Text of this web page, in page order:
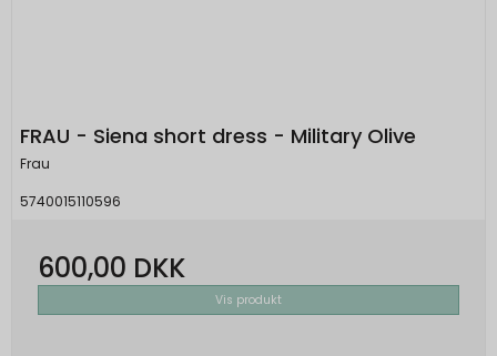
FRAU - Siena short dress - Military Olive
Frau
5740015110596
600,00 DKK
Vis produkt